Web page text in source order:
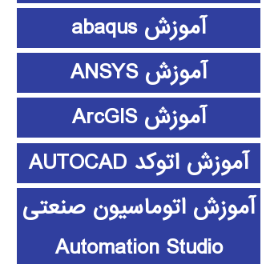
آموزش abaqus
آموزش ANSYS
آموزش ArcGIS
آموزش اتوکد AUTOCAD
آموزش اتوماسیون صنعتی
Automation Studio